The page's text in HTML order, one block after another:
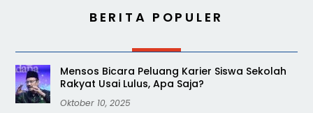
BERITA POPULER
Mensos Bicara Peluang Karier Siswa Sekolah
Rakyat Usai Lulus, Apa Saja?
Oktober 10, 2025